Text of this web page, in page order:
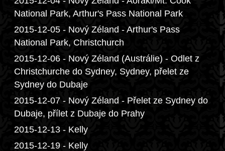
National Park, Arthur's Pass National Park
2015-12-05 - Nový Zéland - Arthur's Pass
National Park, Christchurch
2015-12-06 - Nový Zéland (Austrálie) - Odlet z
Christchurche do Sydney, Sydney, přelet ze
Sydney do Dubaje
2015-12-07 - Nový Zéland - Přelet ze Sydney do
Dubaje, přílet z Dubaje do Prahy
2015-12-13 - Kelly
2015-12-19 - Kelly